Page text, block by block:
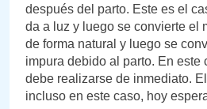
después del parto. Este es el
da a luz y luego se convierte el
de forma natural y luego se
impura debido al parto. En este
debe realizarse de inmediato. El
incluso en este caso, hoy